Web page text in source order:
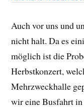
Auch vor uns und
nicht halt. Da es
möglich ist die
Herbstkonzert,
Mehrzweckhalle
wir eine Busfahrt